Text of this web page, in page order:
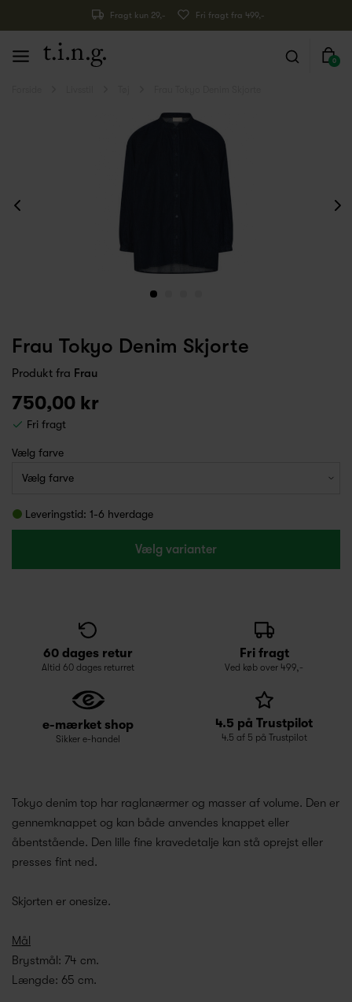
Fragt kun 29,- Fri fragt fra 499,-
0
Frau Tokyo Denim Skjorte
Produkt fra Frau
750,00 kr
Fri fragt
Vælg farve
Leveringstid: 1-6 hverdage
Vælg varianter
60 dages retur
Altid 60 dages returret
Fri fragt
Ved køb over 499,-
e-mærket shop
Sikker e-handel
4.5 på Trustpilot
4.5 af 5 på Trustpilot
Tokyo denim top har raglanærmer og masser af volume. Den er
gennemknappet og kan både anvendes knappet eller
åbentstående. Den lille fine kravedetalje kan stå oprejst eller
presses fint ned.
Skjorten er onesize.
Mål
Brystmål: 74 cm.
Længde: 65 cm.